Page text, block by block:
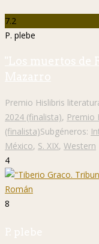
7.2
P. plebe
"Los muertos de
Mazarro
Premio Hislibris
2024 (finalista), Premio
(finalista)Subgéneros:
México, S. XIX, Western
4
8
P. plebe